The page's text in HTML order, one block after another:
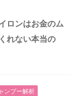
ロンはお金のム
れない本当の
ンプー解析